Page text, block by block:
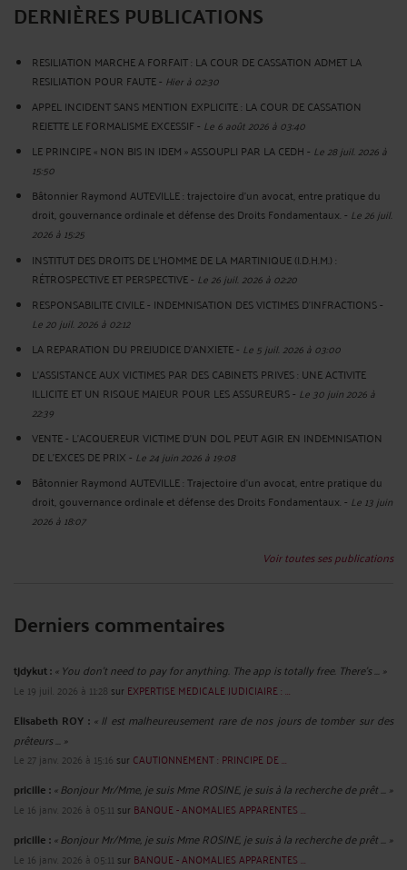
DERNIÈRES PUBLICATIONS
RESILIATION MARCHE A FORFAIT : LA COUR DE CASSATION ADMET LA
RESILIATION POUR FAUTE- Hier à 02:30
APPEL INCIDENT SANS MENTION EXPLICITE : LA COUR DE CASSATION
REJETTE LE FORMALISME EXCESSIF- Le 6 août 2026 à 03:40
LE PRINCIPE « NON BIS IN IDEM » ASSOUPLI PAR LA CEDH- Le 28 juil. 2026 à
15:50
Bâtonnier Raymond AUTEVILLE : trajectoire d’un avocat, entre pratique du
droit, gouvernance ordinale et défense des Droits Fondamentaux.- Le 26 juil.
2026 à 15:25
INSTITUT DES DROITS DE L'HOMME DE LA MARTINIQUE (I.D.H.M.) :
RÉTROSPECTIVE ET PERSPECTIVE- Le 26 juil. 2026 à 02:20
RESPONSABILITE CIVILE - INDEMNISATION DES VICTIMES D'INFRACTIONS-
Le 20 juil. 2026 à 02:12
LA REPARATION DU PREJUDICE D’ANXIETE- Le 5 juil. 2026 à 03:00
L'ASSISTANCE AUX VICTIMES PAR DES CABINETS PRIVES : UNE ACTIVITE
ILLICITE ET UN RISQUE MAJEUR POUR LES ASSUREURS- Le 30 juin 2026 à
22:39
VENTE - L'ACQUEREUR VICTIME D'UN DOL PEUT AGIR EN INDEMNISATION
DE L'EXCES DE PRIX- Le 24 juin 2026 à 19:08
Bâtonnier Raymond AUTEVILLE : Trajectoire d’un avocat, entre pratique du
droit, gouvernance ordinale et défense des Droits Fondamentaux.- Le 13 juin
2026 à 18:07
Voir toutes ses publications
Derniers commentaires
tjdykut :« You don’t need to pay for anything. The app is totally free. There’s ... »
Le 19 juil. 2026 à 11:28 sur EXPERTISE MEDICALE JUDICIAIRE : ...
Elisabeth ROY : « Il est malheureusement rare de nos jours de tomber sur des
prêteurs ... »
Le 27 janv. 2026 à 15:16 sur CAUTIONNEMENT : PRINCIPE DE ...
pricille :« Bonjour Mr/Mme, je suis Mme ROSINE, je suis à la recherche de prêt ... »
Le 16 janv. 2026 à 05:11 sur BANQUE - ANOMALIES APPARENTES ...
pricille :« Bonjour Mr/Mme, je suis Mme ROSINE, je suis à la recherche de prêt ... »
Le 16 janv. 2026 à 05:11 sur BANQUE - ANOMALIES APPARENTES ...